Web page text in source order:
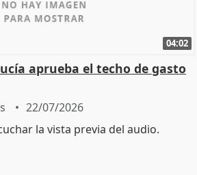
04:02
aprueba el techo de gasto
22/07/2026